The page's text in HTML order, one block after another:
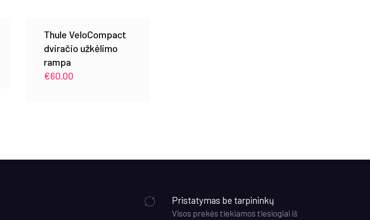
Thule VeloCompact
dviračio užkėlimo
rampa
€60.00
Pristatymas be tarpininkų
Visos prekės tiekiamos tiesiogiai iš